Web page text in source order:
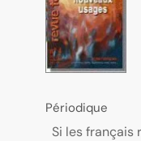
Périodique
Si les